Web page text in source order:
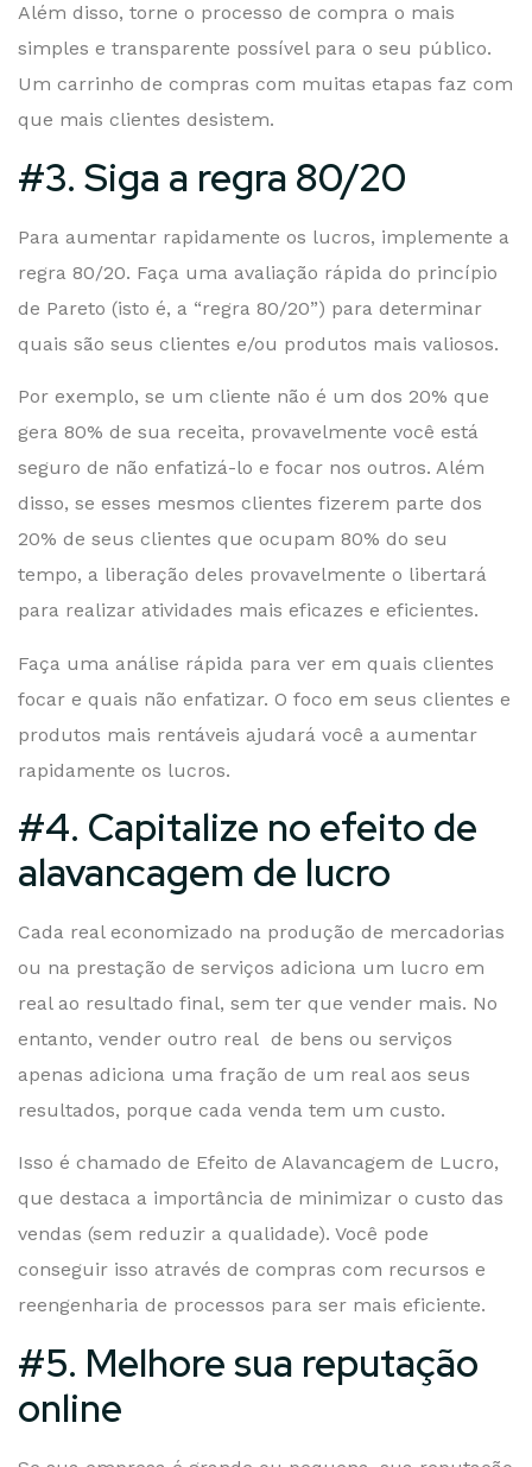
Além disso, torne o processo de compra o mais
simples e transparente possível para o seu público.
Um carrinho de compras com muitas etapas faz com
que mais clientes desistem.
#3. Siga a regra 80/20
Para aumentar rapidamente os lucros, implemente a
regra 80/20. Faça uma avaliação rápida do princípio
de Pareto (isto é, a “regra 80/20”) para determinar
quais são seus clientes e/ou produtos mais valiosos.
Por exemplo, se um cliente não é um dos 20% que
gera 80% de sua receita, provavelmente você está
seguro de não enfatizá-lo e focar nos outros. Além
disso, se esses mesmos clientes fizerem parte dos
20% de seus clientes que ocupam 80% do seu
tempo, a liberação deles provavelmente o libertará
para realizar atividades mais eficazes e eficientes.
Faça uma análise rápida para ver em quais clientes
focar e quais não enfatizar. O foco em seus clientes e
produtos mais rentáveis ​​ajudará você a aumentar
rapidamente os lucros.
#4. Capitalize no efeito de
alavancagem de lucro
Cada real economizado na produção de mercadorias
ou na prestação de serviços adiciona um lucro em
real ao resultado final, sem ter que vender mais. No
entanto, vender outro real de bens ou serviços
apenas adiciona uma fração de um real aos seus
resultados, porque cada venda tem um custo.
Isso é chamado de Efeito de Alavancagem de Lucro,
que destaca a importância de minimizar o custo das
vendas (sem reduzir a qualidade). Você pode
conseguir isso através de compras com recursos e
reengenharia de processos para ser mais eficiente.
#5. Melhore sua reputação
online